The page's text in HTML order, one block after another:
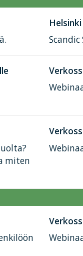
Helsinki
miten